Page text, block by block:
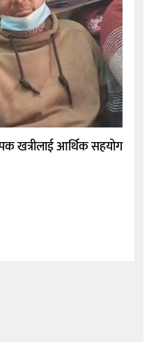
खत्रीलाई आर्थिक सहयोग